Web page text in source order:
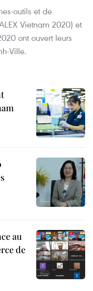
outils et de
Vietnam 2020) et
ont ouvert leurs
Ville.
au
de